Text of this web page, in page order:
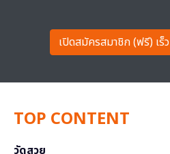
เปิดสมัครสมาชิก (ฟรี) เร็
TOP CONTENT
วัดสวย